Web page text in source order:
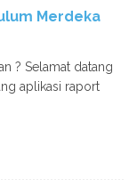
Merdeka
? Selamat datang
aplikasi raport